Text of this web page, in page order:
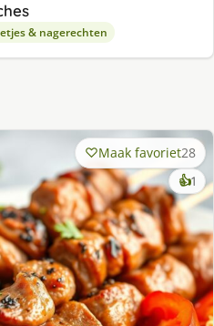
& nagerechten
Maak favoriet28
👍1